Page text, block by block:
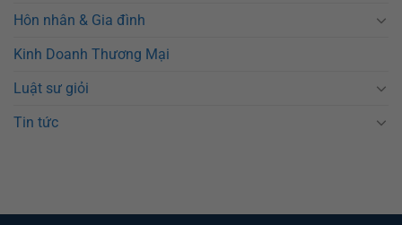
Hôn nhân & Gia đình
Kinh Doanh Thương Mại
Luật sư giỏi
Tin tức